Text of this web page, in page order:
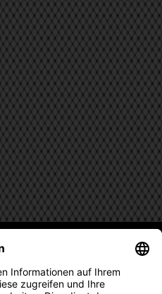
DHB-FANSHOP
SIE KEINE NEUIGKEIT ODER